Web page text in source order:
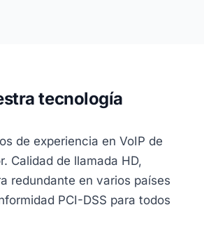
tecnología
de experiencia en VoIP de
Calidad de llamada HD,
redundante en varios países
PCI-DSS para todos